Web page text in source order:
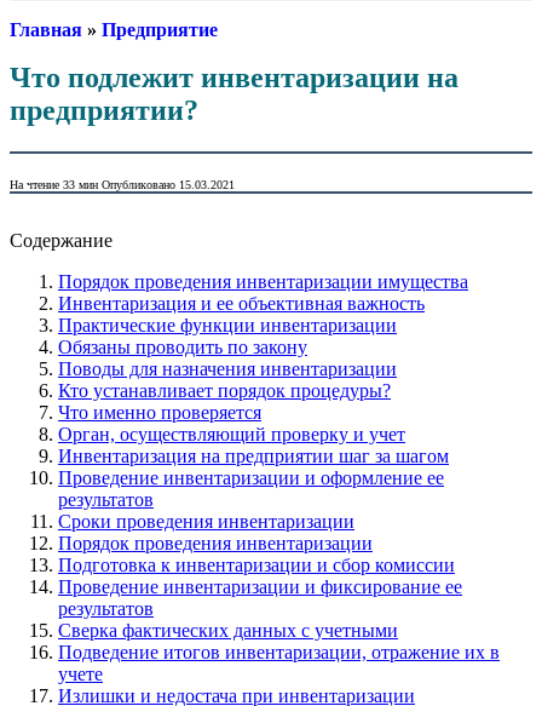
Главная » Предприятие
Что подлежит инвентаризации на
предприятии?
На чтение 33 мин Опубликовано 15.03.2021
Содержание
Порядок проведения инвентаризации имущества
Инвентаризация и ее объективная важность
Практические функции инвентаризации
Обязаны проводить по закону
Поводы для назначения инвентаризации
Кто устанавливает порядок процедуры?
Что именно проверяется
Орган, осуществляющий проверку и учет
Инвентаризация на предприятии шаг за шагом
Проведение инвентаризации и оформление ее
результатов
Сроки проведения инвентаризации
Порядок проведения инвентаризации
Подготовка к инвентаризации и сбор комиссии
Проведение инвентаризации и фиксирование ее
результатов
Сверка фактических данных с учетными
Подведение итогов инвентаризации, отражение их в
учете
Излишки и недостача при инвентаризации